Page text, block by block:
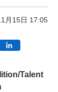
月15日 17:05
Talent